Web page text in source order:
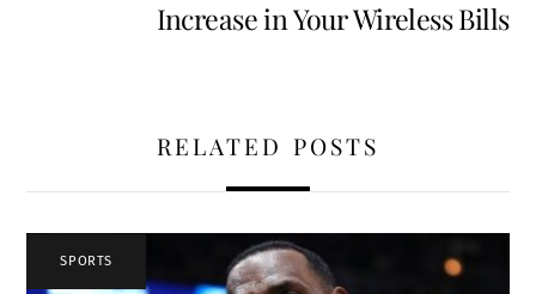
Increase in Your Wireless Bills
RELATED POSTS
SPORTS